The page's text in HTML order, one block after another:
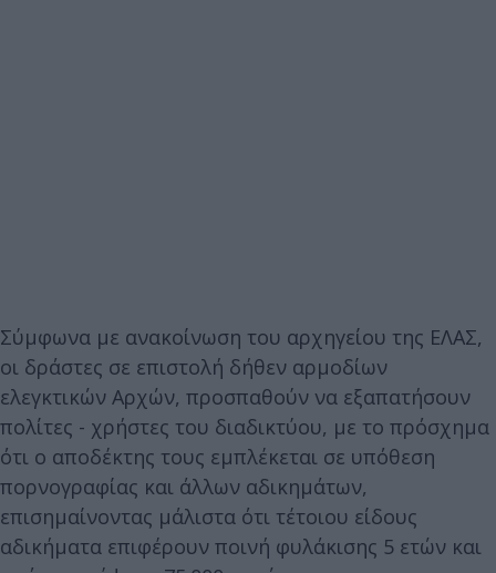
Σύμφωνα με ανακοίνωση του αρχηγείου της ΕΛΑΣ,
οι δράστες σε επιστολή δήθεν αρμοδίων
ελεγκτικών Αρχών, προσπαθούν να εξαπατήσουν
πολίτες - χρήστες του διαδικτύου, με το πρόσχημα
ότι ο αποδέκτης τους εμπλέκεται σε υπόθεση
πορνογραφίας και άλλων αδικημάτων,
επισημαίνοντας μάλιστα ότι τέτοιου είδους
αδικήματα επιφέρουν ποινή φυλάκισης 5 ετών και